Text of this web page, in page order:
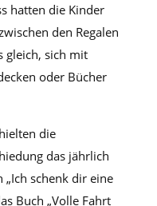
hatten die Kinder
den Regalen
gleich, sich mit
oder Bücher
die
das jährlich
„Ich schenk dir eine
Buch „Volle Fahrt